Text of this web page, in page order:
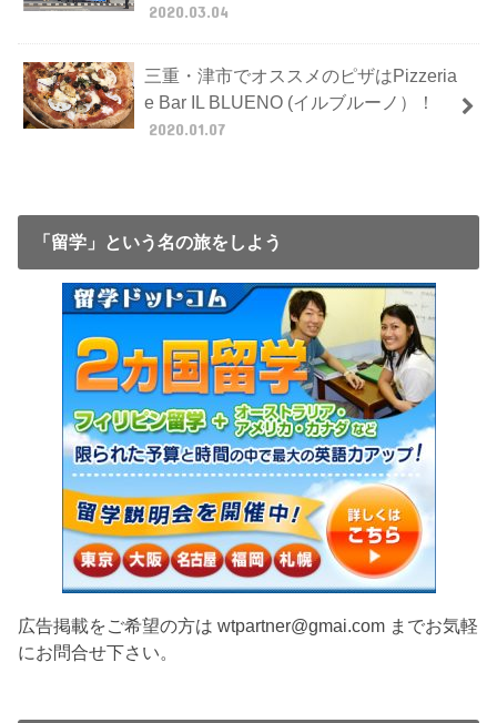
2020.03.04
三重・津市でオススメのピザはPizzeria
e Bar IL BLUENO (イルブルーノ）！
2020.01.07
「留学」という名の旅をしよう
広告掲載をご希望の方は wtpartner@gmai.com までお気軽
にお問合せ下さい。